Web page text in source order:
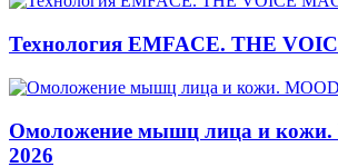
Технология EMFACE. THE
Омоложение мышц лица и кожи.
2026